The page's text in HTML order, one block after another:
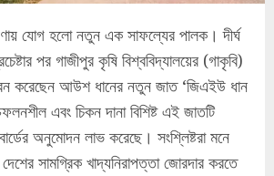
যোগ হলো নতুন এক সাফল্যের পালক। দীর্ঘ
পর গাজীপুর কৃষি বিশ্ববিদ্যালয়ের (গাকৃবি)
করেছেন আউশ ধানের নতুন জাত ‘জিএইউ ধান
এবং চিকন দানা বিশিষ্ট এই জাতটি
অনুমোদন লাভ করেছে। সংশ্লিষ্টরা মনে
সামগ্রিক খাদ্যনিরাপত্তা জোরদার করতে